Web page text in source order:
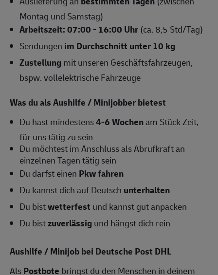
Montag und Samstag)
Arbeitszeit: 07:00 - 16:00 Uhr (ca. 8,5 Std/Tag)
Sendungen im Durchschnitt unter 10 kg
Zustellungmit unseren Geschäftsfahrzeugen,
bspw. vollelektrische Fahrzeuge
Was du als Aushilfe / Minijobber bietest
Du hast mindestens4-6Wochenam Stück Zeit,
für uns tätig zu sein
Du möchtest im Anschluss als Abrufkraft an
einzelnen Tagen tätig sein
Du darfst einen Pkw fahren
Du kannst dich auf Deutsch unterhalten
Du bistwetterfest und kannst gut anpacken
Du bistzuverlässigund hängst dich rein
Aushilfe / Minijob bei Deutsche Post DHL
AlsPostbote bringst du den Menschen in deinem